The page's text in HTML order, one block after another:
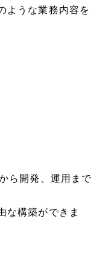
ような業務内容を
ら開発、運用まで
な構築ができま